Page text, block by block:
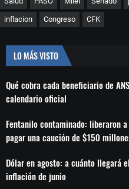
inflacion Congreso CFK
LO MÁS VISTO
Qué cobra cada beneficiario de
calendario oficial
Fentanilo contaminado: liberaron
pagar una caución de $150
Dólar en agosto: a cuánto llegará
inflación de junio